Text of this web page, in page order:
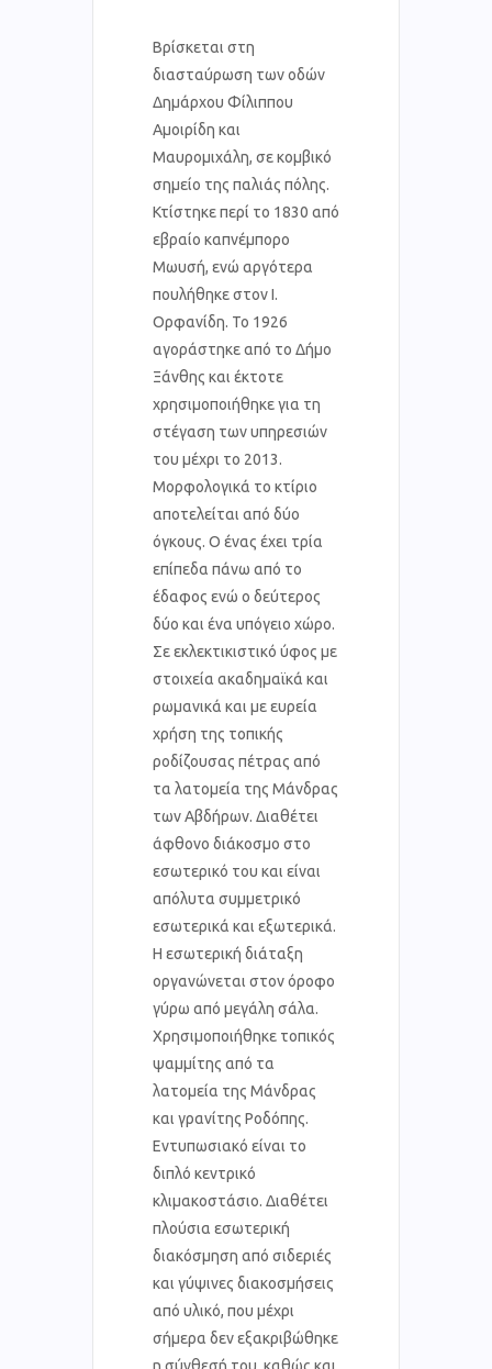
Βρίσκεται στη
διασταύρωση των οδών
Δημάρχου Φίλιππου
Αμοιρίδη και
Μαυρομιχάλη, σε κομβικό
σημείο της παλιάς πόλης.
Κτίστηκε περί το 1830 από
εβραίο καπνέμπορο
Μωυσή, ενώ αργότερα
πουλήθηκε στον Ι.
Ορφανίδη. Το 1926
αγοράστηκε από το Δήμο
Ξάνθης και έκτοτε
χρησιμοποιήθηκε για τη
στέγαση των υπηρεσιών
του μέχρι το 2013.
Μορφολογικά το κτίριο
αποτελείται από δύο
όγκους. Ο ένας έχει τρία
επίπεδα πάνω από το
έδαφος ενώ ο δεύτερος
δύο και ένα υπόγειο χώρο.
Σε εκλεκτικιστικό ύφος με
στοιχεία ακαδημαϊκά και
ρωμανικά και με ευρεία
χρήση της τοπικής
ροδίζουσας πέτρας από
τα λατομεία της Μάνδρας
των Αβδήρων. Διαθέτει
άφθονο διάκοσμο στο
εσωτερικό του και είναι
απόλυτα συμμετρικό
εσωτερικά και εξωτερικά.
Η εσωτερική διάταξη
οργανώνεται στον όροφο
γύρω από μεγάλη σάλα.
Χρησιμοποιήθηκε τοπικός
ψαμμίτης από τα
λατομεία της Μάνδρας
και γρανίτης Ροδόπης.
Εντυπωσιακό είναι το
διπλό κεντρικό
κλιμακοστάσιο. Διαθέτει
πλούσια εσωτερική
διακόσμηση από σιδεριές
και γύψινες διακοσμήσεις
από υλικό, που μέχρι
σήμερα δεν εξακριβώθηκε